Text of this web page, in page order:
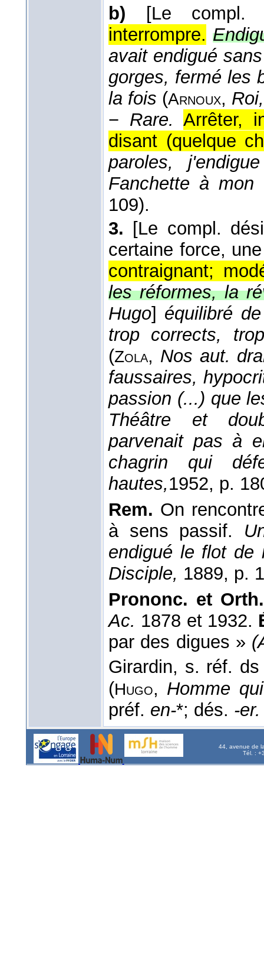
b)
[Le compl.
interrompre.
avait endigué
gorges, fermé les
la fois (Arnoux, Roi,
− Rare. Arrêter,
disant (quelque
paroles,
Fanchette à mon
109).
3. [Le compl.
certaine force,
contraignant;
les réformes, la
Hugo] équilibré
trop corrects,
(Zola, Nos aut.
faussaires,
passion (...) que
Théâtre et
parvenait pas à
chagrin qui
hautes,1952, p.
Rem. On
à sens passif.
endigué le flot de
Disciple, 1889, p.
Prononc. et
Ac. 1878 et 1932.
par des digues »
Girardin, s. réf.
(Hugo, Homme
préf. en-*; dés. -
44, avenue de
Tél. :